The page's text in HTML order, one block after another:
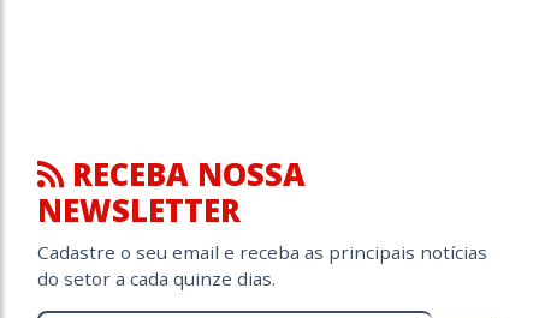
RECEBA NOSSA
NEWSLETTER
Cadastre o seu email e receba as principais notícias
do setor a cada quinze dias.